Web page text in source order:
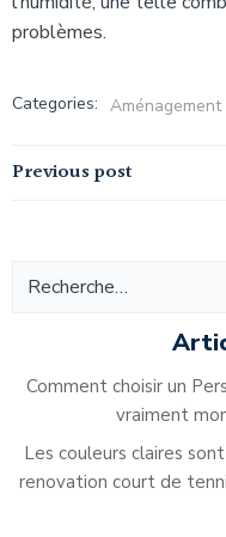
problèmes.
Categories: Aménagement
Navigation
l’article
Previous post
Comment choisir un
vraiment
Les couleurs claires
renovation court de